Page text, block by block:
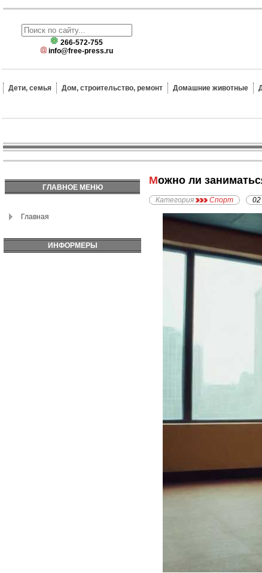
266-572-755
info@free-press.ru
Дети, семья Дом, строительство, ремонт Домашние животные
ГЛАВНОЕ МЕНЮ
Главная
ИНФОРМЕРЫ
Можно ли
Категория Спорт